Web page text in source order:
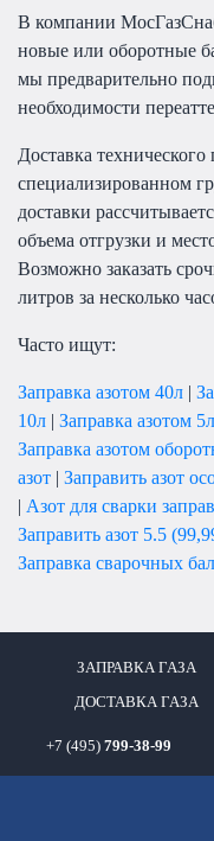
В компании
новые или оборотные
мы предварительно
необходимости
Доставка технического
специализированном
доставки
объема отгрузки и
Возможно заказать
литров за несколько
Часто ищут:
Заправка азотом 40л |
10л | Заправка азотом 5л
Заправка азотом
азот | Заправить азот
| Азот для сварки
Заправить азот 5.5
Заправка сварочных
ЗАПРАВКА ГАЗА
ДОСТАВКА ГАЗА
+7 (495) 799-38-99